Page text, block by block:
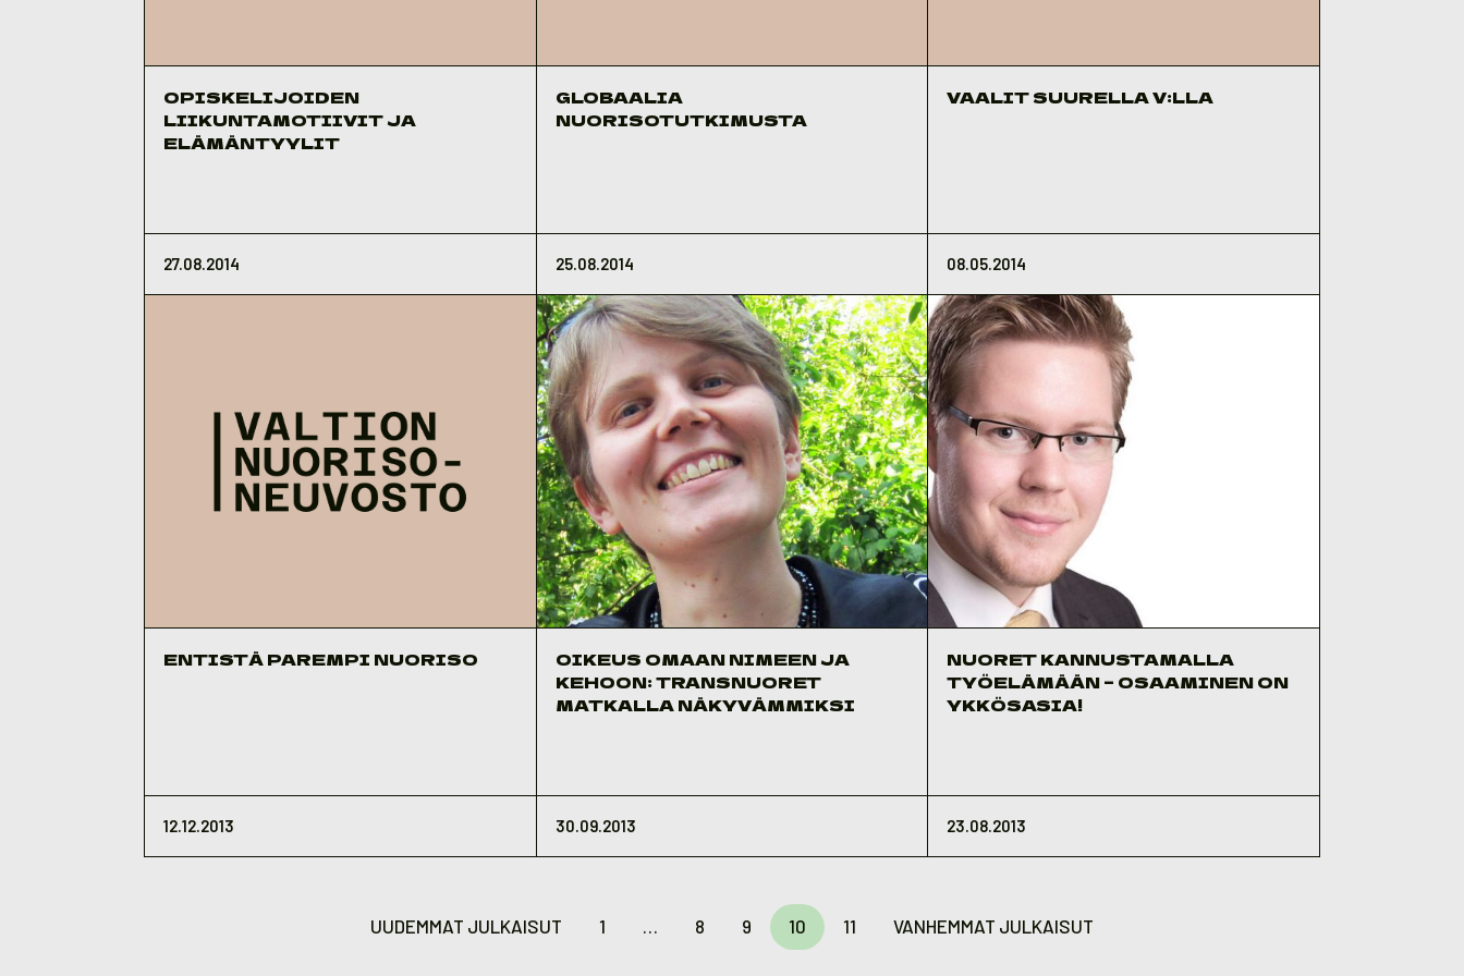
OPISKELIJOIDEN
LIIKUNTAMOTIIVIT JA
ELÄMÄNTYYLIT
27.08.2014
GLOBAALIA
NUORISOTUTKIMUSTA
25.08.2014
VAALIT SUURELLA V:LLA
08.05.2014
ENTISTÄ PAREMPI NUORISO
12.12.2013
OIKEUS OMAAN NIMEEN JA
KEHOON: TRANSNUORET
MATKALLA NÄKYVÄMMIKSI
30.09.2013
NUORET KANNUSTAMALLA
TYÖELÄMÄÄN – OSAAMINEN ON
YKKÖSASIA!
23.08.2013
UUDEMMAT JULKAISUT 1 … 8 9 10 11 VANHEMMAT JULKAISUT